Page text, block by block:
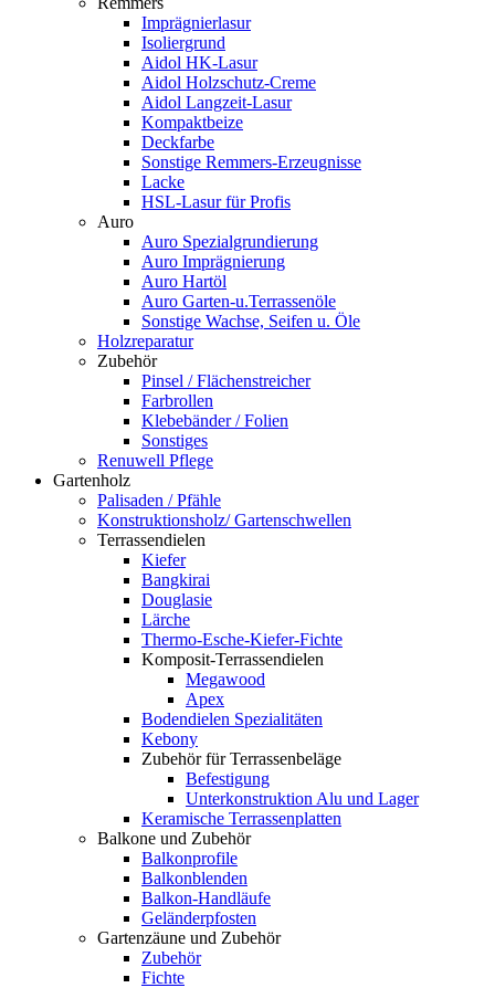
Imprägnierlasur
Isoliergrund
Aidol HK-Lasur
Aidol Holzschutz-Creme
Aidol Langzeit-Lasur
Kompaktbeize
Deckfarbe
Sonstige Remmers-Erzeugnisse
Lacke
HSL-Lasur für Profis
Auro
Auro Spezialgrundierung
Auro Imprägnierung
Auro Hartöl
Auro Garten-u.Terrassenöle
Sonstige Wachse, Seifen u. Öle
Holzreparatur
Zubehör
Pinsel / Flächenstreicher
Farbrollen
Klebebänder / Folien
Sonstiges
Renuwell Pflege
Gartenholz
Palisaden / Pfähle
Konstruktionsholz/ Gartenschwellen
Terrassendielen
Kiefer
Bangkirai
Douglasie
Lärche
Thermo-Esche-Kiefer-Fichte
Komposit-Terrassendielen
Megawood
Apex
Bodendielen Spezialitäten
Kebony
Zubehör für Terrassenbeläge
Befestigung
Unterkonstruktion Alu und Lager
Keramische Terrassenplatten
Balkone und Zubehör
Balkonprofile
Balkonblenden
Balkon-Handläufe
Geländerpfosten
Gartenzäune und Zubehör
Zubehör
Fichte